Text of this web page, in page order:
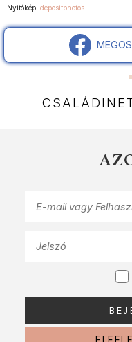
Nyitókép: depositphotos